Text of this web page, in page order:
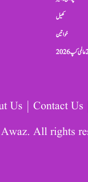
کھیل
خواتین
Us Contact Us
All rights